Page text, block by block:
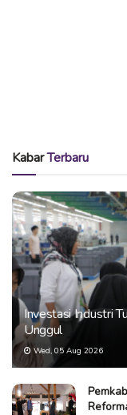
KabarTerbaru
Investasi Industri
Unggul
Wed, 05 Aug 2026